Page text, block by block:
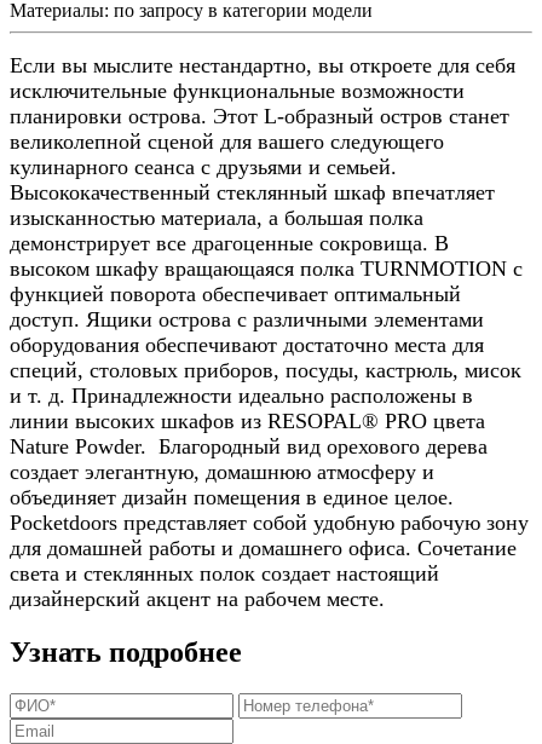
Материалы: по запросу в категории модели
Если вы мыслите нестандартно, вы откроете для себя
исключительные функциональные возможности
планировки острова. Этот L-образный остров станет
великолепной сценой для вашего следующего
кулинарного сеанса с друзьями и семьей.
Высококачественный стеклянный шкаф впечатляет
изысканностью материала, а большая полка
демонстрирует все драгоценные сокровища. В
высоком шкафу вращающаяся полка TURNMOTION с
функцией поворота обеспечивает оптимальный
доступ. Ящики острова с различными элементами
оборудования обеспечивают достаточно места для
специй, столовых приборов, посуды, кастрюль, мисок
и т. д. Принадлежности идеально расположены в
линии высоких шкафов из RESOPAL® PRO цвета
Nature Powder. Благородный вид орехового дерева
создает элегантную, домашнюю атмосферу и
объединяет дизайн помещения в единое целое.
Pocketdoors представляет собой удобную рабочую зону
для домашней работы и домашнего офиса. Сочетание
света и стеклянных полок создает настоящий
дизайнерский акцент на рабочем месте.
Узнать подробнее